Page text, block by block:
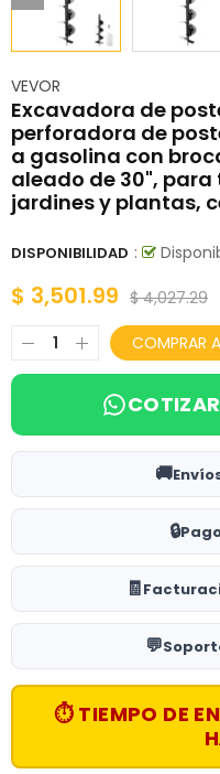
VEVOR
Excavadora de
perforadora de
a gasolina con
aleado de 30",
jardines y plantas,
DISPONIBILIDAD :
$ 3,501.99 $ 4,027.29
COMPRAR
🚚
🔒
🧾
💬
⏱ TIEMPO DE